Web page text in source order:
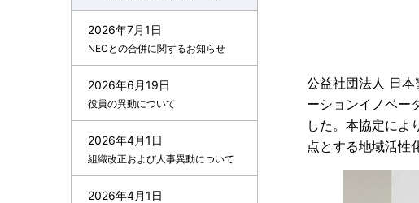
位
し
シ
ン
2026年7月1日
NECとの合併に関するお知らせ
2026年6月19日
役員の異動について
2026年4月1日
組織改正および人事異動について
2026年4月1日
公益社団法人 日
ーションイノベー
した。本協定によ
点とする地域活性